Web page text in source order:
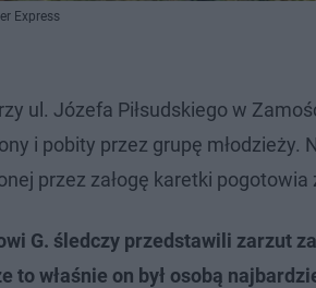
Express
ul. Józefa Piłsudskiego w
i pobity przez grupę
przez załogę karetki pogotowia
G. śledczy przedstawili zarzut
to właśnie on był osobą